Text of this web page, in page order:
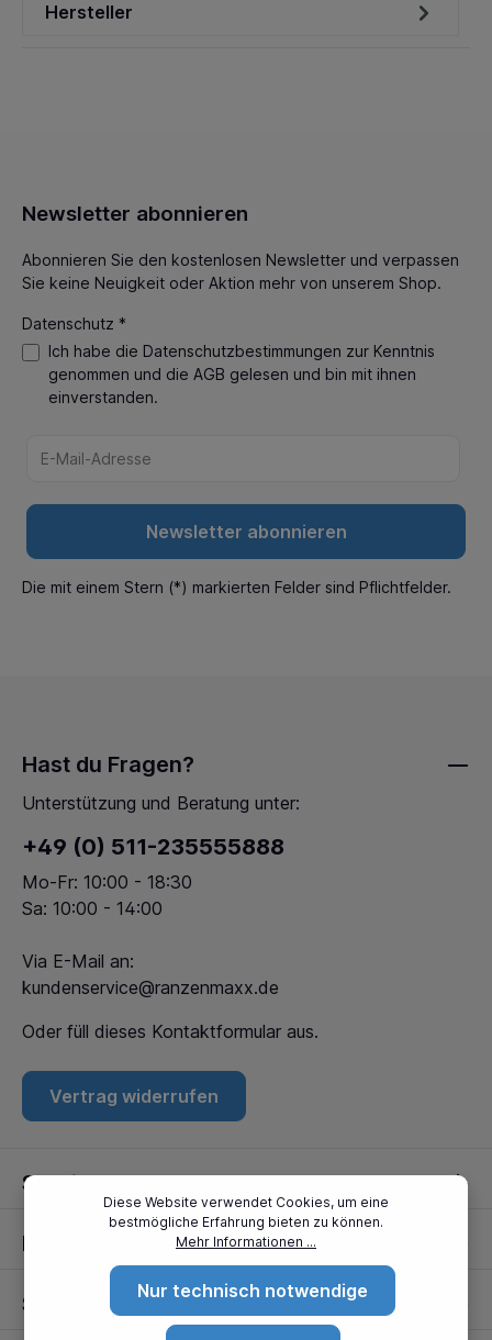
Hersteller
Newsletter abonnieren
Abonnieren Sie den kostenlosen Newsletter und verpassen
Sie keine Neuigkeit oder Aktion mehr von unserem Shop.
Datenschutz *
Ich habe die Datenschutzbestimmungen zur Kenntnis
genommen und die AGB gelesen und bin mit ihnen
einverstanden.
Newsletter abonnieren
Die mit einem Stern (*) markierten Felder sind Pflichtfelder.
Standorte
Hast du Fragen?
Unterstützung und Beratung unter:
+49 (0) 511-235555888
Mo-Fr: 10:00 - 18:30
Sa: 10:00 - 14:00
Via E-Mail an:
kundenservice@ranzenmaxx.de
Oder füll dieses Kontaktformular aus.
Vertrag widerrufen
Service
Informationen
Diese Website verwendet Cookies, um eine
bestmögliche Erfahrung bieten zu können.
Mehr Informationen ...
Nur technisch notwendige